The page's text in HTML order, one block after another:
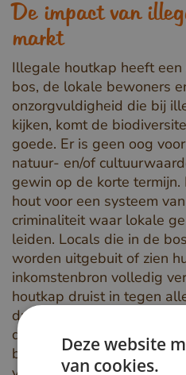
De impact van
markt
Illegale houtkap heeft
bos, de lokale bewoners
onzorgvuldigheid die bij
kijken, komt de
goede. Er is geen oog
natuur- en/of
gewin op de korte
hout voor een systeem
criminaliteit waar lokale
leiden. Locals die in de
worden uitgebuit of zien
inkomstenbron volledig
houtkap druist in tegen
duurzaam bosbeheer. Bij
draait het om het
bos. Op een manier die op
Deze website
van cookies.